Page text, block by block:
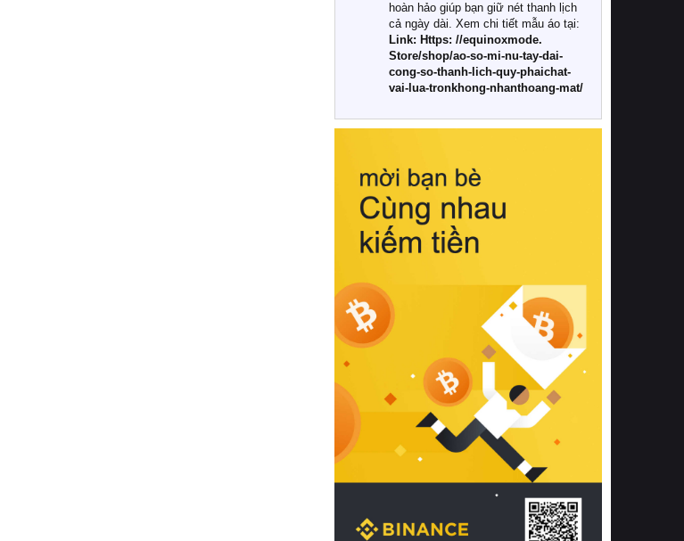
Khác với các dòng sản phẩm thông
thường, những bộ chăn ga gối đệm
cao cấp trải qua quy trình sản xuất
nghiêm ngặt từ khâu chọn lọc nguyên
liệu tự nhiên đến công nghệ dệt
nhuộm hiện đại không chứa hóa chất
này, bạn sẽ cảm nhận rõ rệt sự khác
hồi chuẩn xác của phần đệm nâng đỡ
cột sống.
Bên cạnh đó, việc lựa chọn các dòng
sản phẩm đạt chuẩn chất lượng quốc
tế còn giúp ngăn ngừa tình trạng kích
khuẩn và nấm mốc trong điều kiện
thời tiết nóng ẩm. Bạn có thể tìm hiểu
thêm các nghiên cứu khoa học về tác
động của giấc ngủ và môi trường
phòng ngủ đối với sức khỏe con
người tại Sleep Foundation (External
Link) để có cái nhìn toàn diện hơn.
2. Các tiêu chí vàng khi lựa chọn
chăn ga gối đệm cao cấp cho phòng
ngủ
Để sở hữu một bộ chăn ga gối đệm
cao cấp hoàn hảo cả về thẩm mỹ lẫn
công năng, người tiêu dùng cần cân
nhắc kỹ lưỡng các tiêu chí quan trọng
hoàn hảo giúp bạn giữ nét thanh lịch
cả ngày dài. Xem chi tiết mẫu áo tại:
Link: Https: //equinoxmode.
Store/shop/ao-so-mi-nu-tay-dai-
cong-so-thanh-lich-quy-phaichat-
vai-lua-tronkhong-nhanthoang-mat/